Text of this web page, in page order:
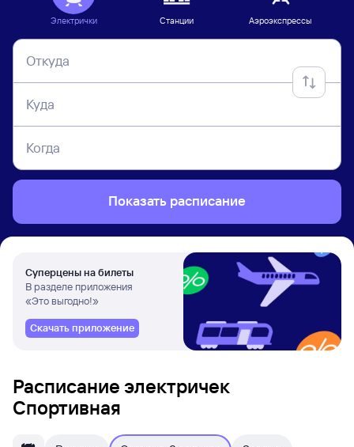
Электрички Станции Аэроэкспрессы
Откуда
Куда
Когда
Показать расписание
Суперцены на билеты
В разделе приложения
«Это выгодно!»
Скачать приложение
Расписание электричек
Спортивная